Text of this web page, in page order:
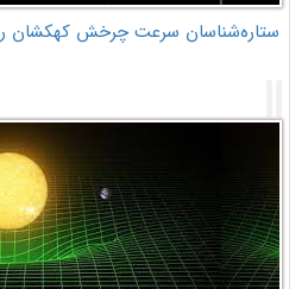
ستاره‌شناسان سرعت چرخش کهکشان